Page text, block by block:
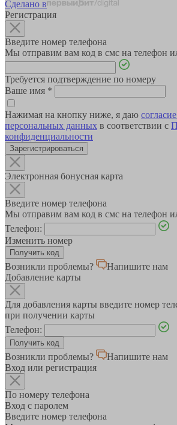
Сделано в
Регистрация
Введите номер телефона
Мы отправим вам код в смс на телефон
Требуется подтверждение по номеру
Ваше имя *
Нажимая на кнопку ниже, я даю
персональных данных в соответствии с
конфиденциальности
Зарегистрироваться
Электронная бонусная карта
Введите номер телефона
Мы отправим вам код в смс на телефон
Телефон:
Изменить номер
Возникли проблемы?
Напишите нам
Добавление карты
Для добавления карты введите номер
при получении карты
Телефон:
Возникли проблемы?
Напишите нам
Вход или регистрация
По номеру телефона
Вход с паролем
Введите номер телефона